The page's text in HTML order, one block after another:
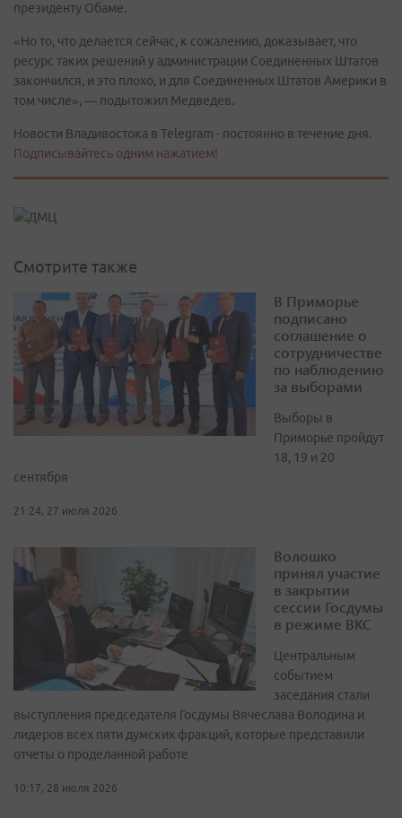
президенту Обаме.
«Но то, что делается сейчас, к сожалению, доказывает, что
ресурс таких решений у администрации Соединенных Штатов
закончился, и это плохо, и для Соединенных Штатов Америки в
том числе», — подытожил Медведев.
Новости Владивостока в Telegram - постоянно в течение дня.
Подписывайтесь одним нажатием!
Смотрите также
В Приморье
подписано
соглашение о
сотрудничестве
по наблюдению
за выборами
Выборы в
Приморье пройдут
18, 19 и 20
сентября
21:24, 27 июля 2026
Волошко
принял участие
в закрытии
сессии Госдумы
в режиме ВКС
Центральным
событием
заседания стали
выступления председателя Госдумы Вячеслава Володина и
лидеров всех пяти думских фракций, которые представили
отчеты о проделанной работе
10:17, 28 июля 2026